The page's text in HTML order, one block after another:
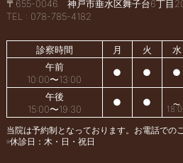
〒655-0046 神戸市垂水区舞子台6丁目
TEL : 078-785-4182
診察時間 月 火 水
午前
10:00〜13:00
● ● ●
午後
15:00〜19:30
● ●
当院は予約制となっております。お電話での
※休診日：木・日・祝日